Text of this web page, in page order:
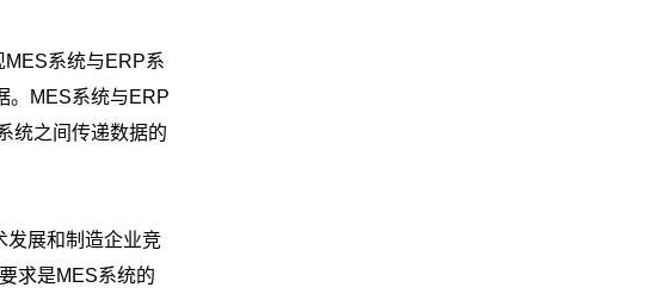
系统与ERP系
。MES系统与ERP
统之间传递数据的
发展和制造企业竞
求是MES系统的